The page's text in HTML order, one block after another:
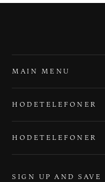
MAIN MENU
HODETELEFONER
HODETELEFONER
SIGN UP AND SAVE